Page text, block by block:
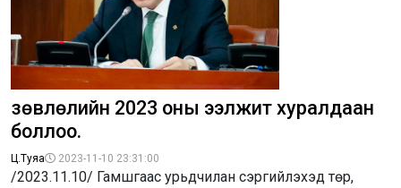
зөвлөлийн 2023 оны ээлжит хуралдаан
боллоо.
Ц.Туяа 2023-11-10 23:31:00
/2023.11.10/ Гамшгаас урьдчилан сэргийлэхэд төр,